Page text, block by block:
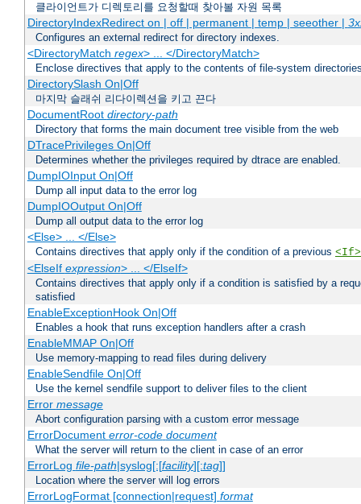
클라이언트가 디렉토리를 요청할때 찾아볼 자원 목록
DirectoryIndexRedirect on | off | permanent | temp | seeother |
Configures an external redirect for directory indexes.
<DirectoryMatch regex> ... </DirectoryMatch>
Enclose directives that apply to the contents of file-system
DirectorySlash On|Off
마지막 슬래쉬 리다이렉션을 키고 끈다
DocumentRoot directory-path
Directory that forms the main document tree visible from the web
DTracePrivileges On|Off
Determines whether the privileges required by dtrace are enabled.
DumpIOInput On|Off
Dump all input data to the error log
DumpIOOutput On|Off
Dump all output data to the error log
<Else> ... </Else>
Contains directives that apply only if the condition of a previous <If>
<ElseIf expression> ... </ElseIf>
Contains directives that apply only if a condition is satisfied by a
satisfied
EnableExceptionHook On|Off
Enables a hook that runs exception handlers after a crash
EnableMMAP On|Off
Use memory-mapping to read files during delivery
EnableSendfile On|Off
Use the kernel sendfile support to deliver files to the client
Error message
Abort configuration parsing with a custom error message
ErrorDocument error-code document
What the server will return to the client in case of an error
ErrorLog file-path|syslog[:[facility][:tag]]
Location where the server will log errors
ErrorLogFormat [connection|request] format